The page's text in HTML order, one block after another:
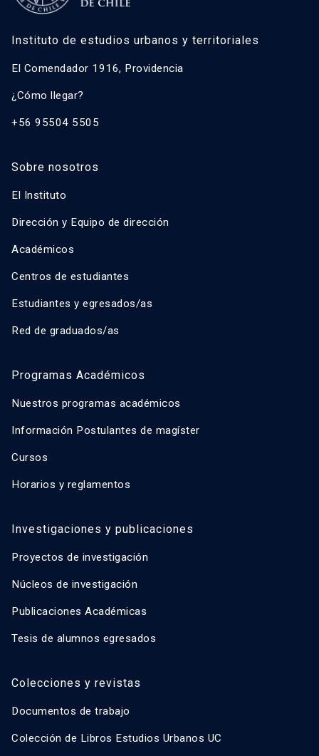
Instituto de estudios urbanos y territoriales
El Comendador 1916, Providencia
¿Cómo llegar?
+56 95504 5505
Sobre nosotros
El Instituto
Dirección y Equipo de dirección
Académicos
Centros de estudiantes
Estudiantes y egresados/as
Red de graduados/as
Programas Académicos
Nuestros programas académicos
Información Postulantes de magíster
Cursos
Horarios y reglamentos
Investigaciones y publicaciones
Proyectos de investigación
Núcleos de investigación
Publicaciones Académicas
Tesis de alumnos egresados
Colecciones y revistas
Documentos de trabajo
Colección de Libros Estudios Urbanos UC